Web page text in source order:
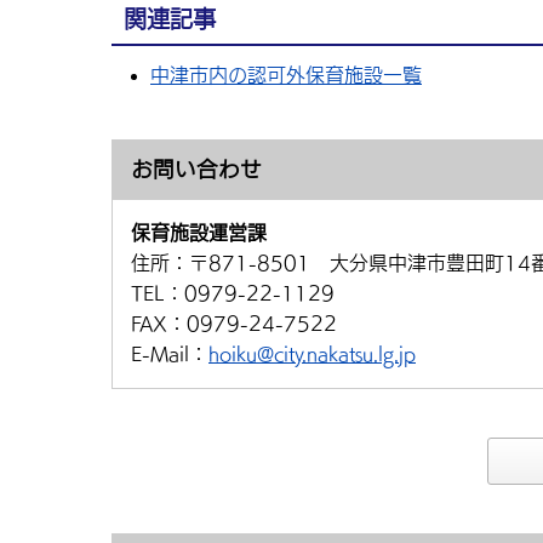
関連記事
中津市内の認可外保育施設一覧
お問い合わせ
保育施設運営課
住所： 〒871-8501 大分県中津市豊田町14
TEL： 0979-22-1129
FAX： 0979-24-7522
E-Mail： hoiku@city.nakatsu.lg.jp